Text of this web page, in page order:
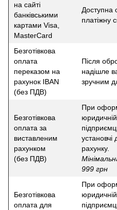
на сайті
банківськими
картами Visa,
MasterCard
Доступна
платіжну
Безготівкова
оплата
переказом на
рахунок IBAN
(без ПДВ)
Після
надішле
зручним
Безготівкова
оплата за
виставленим
рахунком
(без ПДВ)
При
рахунку.
999 грн
Безготівкова
оплата для
При